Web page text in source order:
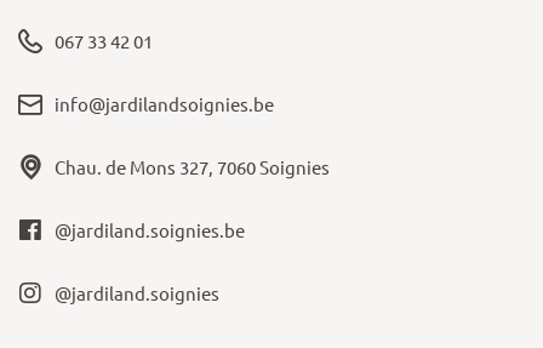
067 33 42 01
info@jardilandsoignies.be
Chau. de Mons 327, 7060 Soignies
@jardiland.soignies.be
@jardiland.soignies